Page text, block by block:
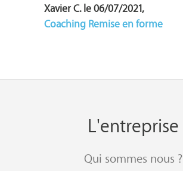
Xavier C. le 06/07/2021,
Coaching Remise en forme
L'entreprise
Qui sommes nous ?